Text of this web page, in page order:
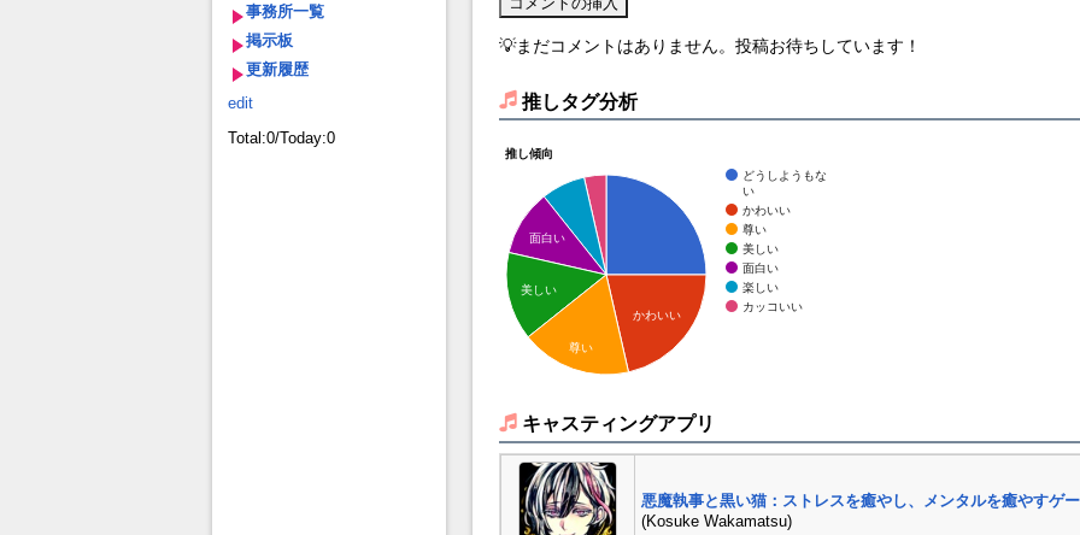
事務所一覧
掲示板
更新履歴
edit
Total:0/Today:0
💡まだコメントはありません。投稿お待ちしています！
推しタグ分析
推し傾向
どうしようもな
い
かわいい
尊い
美しい
面白い
楽しい
カッコいい
かわいい
面白い
美しい
尊い
キャスティングアプリ
悪魔執事と黒い猫：ストレスを癒やし、メンタルを癒やすゲ
(Kosuke Wakamatsu)